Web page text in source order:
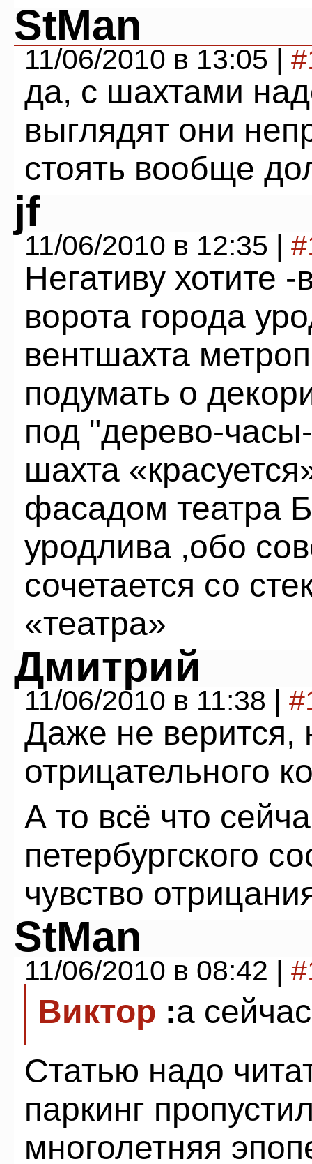
StMan
11/06/2010 в 13:05 |
да, с шахтами
выглядят они
стоять вообще
jf
11/06/2010 в 12:35 |
Негативу хотите
ворота города
вентшахта
подумать о
под "дерево-
шахта
фасадом театра
уродлива ,обо
сочетается со
«театра»
Дмитрий
11/06/2010 в 11:38 |
Даже не верится,
отрицательного
А то всё что
петербургского
чувство
StMan
11/06/2010 в 08:42 |
Виктор :а
Статью надо
паркинг
многолетняя